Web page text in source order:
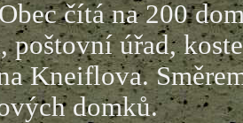
čítá na 200
poštovní úřad,
Kneiflova.
domků.